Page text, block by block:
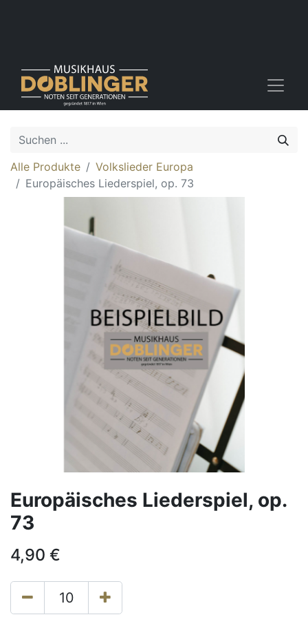
Alle Produkte
Volkslieder Europa
Europäisches Liederspiel, op. 73
Europäisches Liederspiel, op.
73
4,90 €